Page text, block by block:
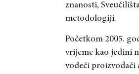
znanosti,
metodologiji.
Početkom 2005.
vrijeme kao jedini
vodeći proizvođači